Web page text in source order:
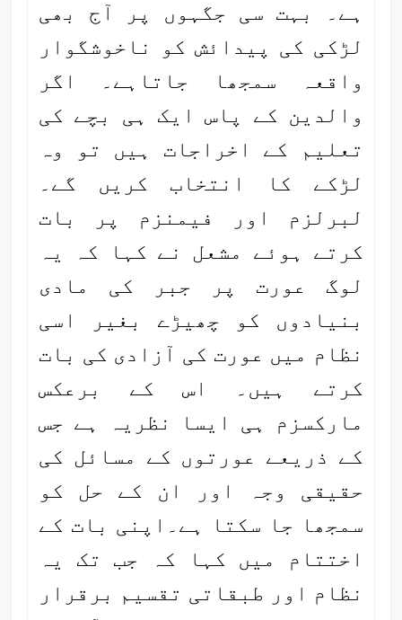
ہے۔ بہت سی جگہوں پر آج بھی
لڑکی کی پیدائش کو ناخوشگوار
واقعہ سمجھا جاتاہے۔ اگر
والدین کے پاس ایک ہی بچے کی
تعلیم کے اخراجات ہیں تو وہ
لڑکے کا انتخاب کریں گے۔
لبرلزم اور فیمنزم پر بات
کرتے ہوئے مشعل نے کہا کہ یہ
لوگ عورت پر جبر کی مادی
بنیادوں کو چھیڑے بغیر اسی
نظام میں عورت کی آزادی کی بات
کرتے ہیں۔ اس کے برعکس
مارکسزم ہی ایسا نظریہ ہے جس
کے ذریعے عورتوں کے مسائل کی
حقیقی وجہ اور ان کے حل کو
سمجھا جا سکتا ہے۔اپنی بات کے
اختتام میں کہا کہ جب تک یہ
نظام اور طبقاتی تقسیم برقرار